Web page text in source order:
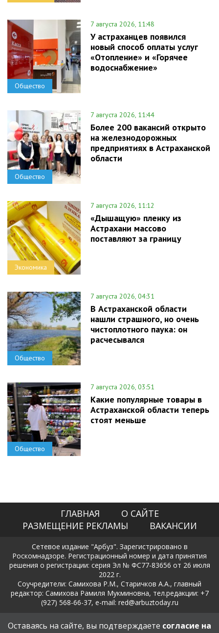
Общество
7 августа 2026, 11:48
У астраханцев появился
новый способ оплаты услуг
«Отопление» и «Горячее
водоснабжение»
Общество
7 августа 2026, 11:44
Более 200 вакансий открыто
на железнодорожных
предприятиях в Астраханской
области
Экономика
7 августа 2026, 11:12
«Дышащую» пленку из
Астрахани массово
поставляют за границу
Общество
7 августа 2026, 04:31
В Астраханской области
нашли страшного, но очень
чистоплотного паука: он
расчесывался
Общество
7 августа 2026, 03:51
Какие популярные товары в
Астраханской области теперь
стоят меньше
ГЛАВНАЯ
О САЙТЕ
РАЗМЕЩЕНИЕ РЕКЛАМЫ
ВАКАНСИИ
Сетевое издание "Арбуз". Зарегистрировано в
Роскомнадзоре. Регистрационный номер и дата принятия
решения о регистрации: серия Эл № ФС77-83656 от 26 июля
2022 г.
Соучредители: Самихова Р.М., Старичков А.А., главный
редактор: Самихова Рамиля Мукминовна, тел.редакции: +7
(927) 568-66-37, e-mail: red@arbuztoday.ru
Политика в отношении обработки и защиты персональных
данных
Оставаясь на сайте, вы подтверждаете согласие на